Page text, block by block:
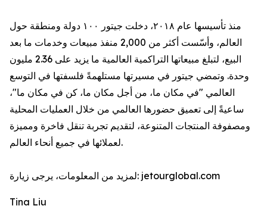
منذ تأسيسها عام ٢٠١٨، دخلت جيتور ١٠٠ دولة ومنطقة حول
العالم، وأسّست أكثر من 2,000 منفذ مبيعات وخدمات ما بعد
البيع، لتبلغ مبيعاتها التراكمية العالمية ما يزيد على 2.36 مليون
وحدة. وتمضي جيتور في مسيرتها مستلهمةً فلسفتها في التوسع
العالمي "في مكان ما، من أجل مكان ما، كن في مكان ما"،
ساعيةً إلى تعميق حضورها العالمي من خلال العمليات المحلية
ومصفوفة المنتجات المتنوعة، لتقديم تجربة تنقل فاخرة ومميزة
لعملائها في جميع أنحاء العالم.
لمزيد من المعلومات، يرجى زيارة: jetourglobal.com
Tina Liu